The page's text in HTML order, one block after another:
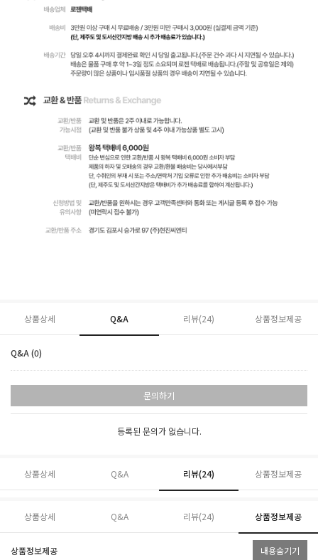
상품상세 Q&A 리뷰(24) 상품정보제공
Q&A (0)
문의하기
등록된 문의가 없습니다.
상품상세 Q&A 리뷰(24) 상품정보제공
상품상세 Q&A 리뷰(24) 상품정보제공
상품정보제공 내용숨기기